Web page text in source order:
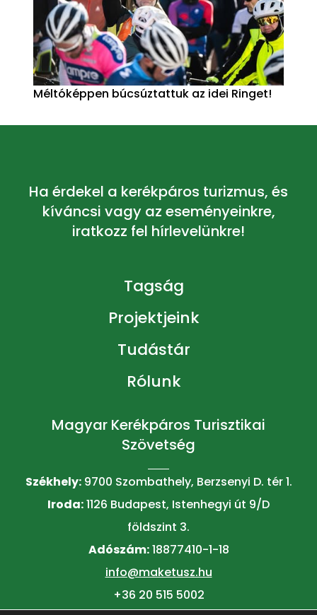
Méltóképpen búcsúztattuk az idei Ringet!
Tagság
Projektjeink
Tudástár
Rólunk
Magyar Kerékpáros Turisztikai
Szövetség
Székhely:9700 Szombathely, Berzsenyi D. tér 1.
Iroda:1126 Budapest, Istenhegyi út 9/D
földszint 3.
Adószám:18877410-1-18
info@maketusz.hu
+36 20 515 5002
Ha érdekel a kerékpáros turizmus, és
kíváncsi vagy az eseményeinkre,
iratkozz fel hírlevelünkre!